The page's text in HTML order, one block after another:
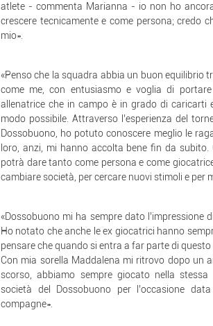
atlete - commenta Marianna - io non ho
crescere tecnicamente e come persona; credo
mio».
«Penso che la squadra abbia un buon equilibrio
come me, con entusiasmo e voglia di
allenatrice che in campo è in grado di caricarti
modo possibile. Attraverso l’esperienza del
Dossobuono, ho potuto conoscere meglio le
loro, anzi, mi hanno accolta bene fin da
potrà dare tanto come persona e come
cambiare società, per cercare nuovi stimoli e per
«Dossobuono mi ha sempre dato l’impressione
Ho notato che anche le ex giocatrici hanno
pensare che quando si entra a far parte di
Con mia sorella Maddalena mi ritrovo dopo un
scorso, abbiamo sempre giocato nella stessa
società del Dossobuono per l’occasione
compagne».